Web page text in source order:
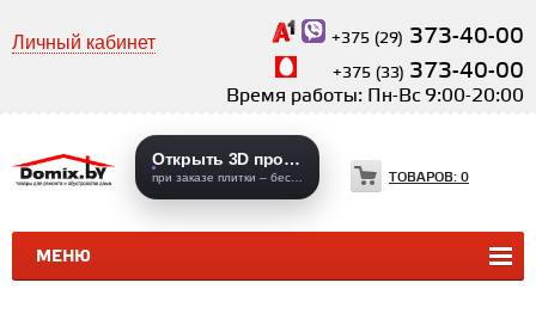
Личный кабинет +375 (29) 373-40-00
+375 (33) 373-40-00
Время работы: Пн-Вс 9:00-20:00
МЕНЮ
Открыть 3D проекты
ТОВАРОВ: 0
КЕРАМИЧЕСКАЯ ПЛИТКА